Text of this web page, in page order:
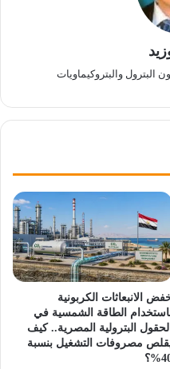
والبتروكيماويات
الانبعاثات الكربونية
الطاقة الشمسية في
الحقول البترولية المصرية.. كيف
مصروفات التشغيل بنسبة